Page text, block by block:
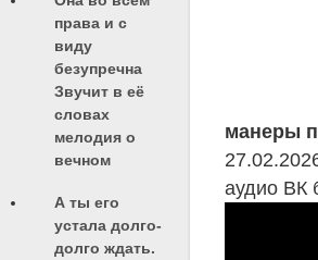
права и с
виду
безупречна
Звучит в её
словах
мелодия о
вечном
А ты его
устала долго-
долго ждать.
манеры
аудио ВК